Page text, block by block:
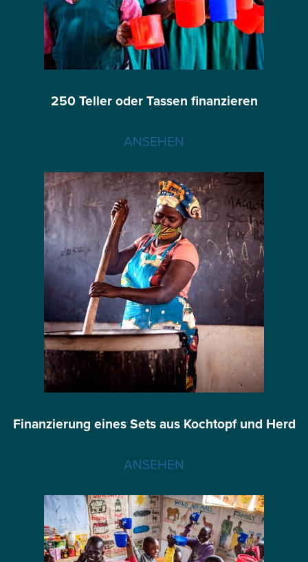
250 Teller oder Tassen finanzieren
ANSEHEN
Finanzierung eines Sets aus Kochtopf und Herd
ANSEHEN